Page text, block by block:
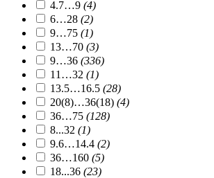
4.7…9 (4)
6…28 (2)
9…75 (1)
13…70 (3)
9…36 (336)
11…32 (1)
13.5…16.5 (28)
20(8)…36(18) (4)
36…75 (128)
8...32 (1)
9.6…14.4 (2)
36…160 (5)
18...36 (23)